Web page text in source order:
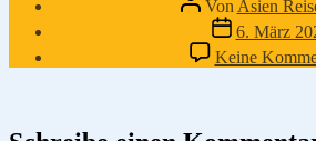
Von Asien
6. März
Keine